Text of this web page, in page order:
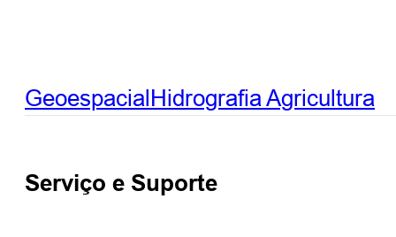
GeoespacialHidrografiaAgricultura
Serviço e Suporte